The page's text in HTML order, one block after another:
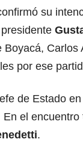
su
Boyacá,
por ese
de Estado
el
.